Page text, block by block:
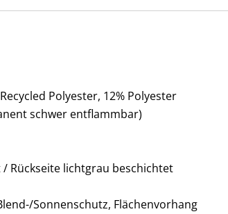
Polyester, 12% Polyester
schwer entflammbar)
Rückseite lichtgrau beschichtet
Sonnenschutz, Flächenvorhang